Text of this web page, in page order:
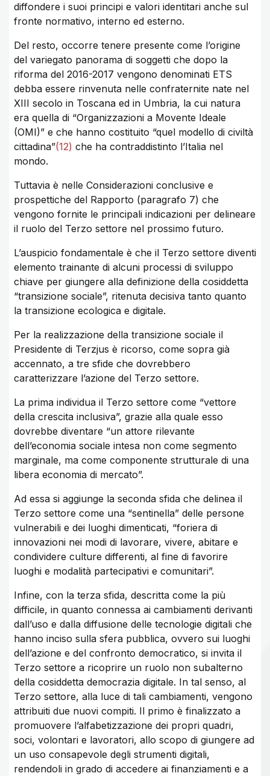
diffondere i suoi principi e valori identitari anche sul
fronte normativo, interno ed esterno.
Del resto, occorre tenere presente come l’origine
del variegato panorama di soggetti che dopo la
riforma del 2016-2017 vengono denominati ETS
debba essere rinvenuta nelle confraternite nate nel
XIII secolo in Toscana ed in Umbria, la cui natura
era quella di “Organizzazioni a Movente Ideale
(OMI)” e che hanno costituito “quel modello di civiltà
cittadina”(12) che ha contraddistinto l’Italia nel
mondo.
Tuttavia è nelle Considerazioni conclusive e
prospettiche del Rapporto (paragrafo 7) che
vengono fornite le principali indicazioni per delineare
il ruolo del Terzo settore nel prossimo futuro.
L’auspicio fondamentale è che il Terzo settore diventi
elemento trainante di alcuni processi di sviluppo
chiave per giungere alla definizione della cosiddetta
“transizione sociale”, ritenuta decisiva tanto quanto
la transizione ecologica e digitale.
Per la realizzazione della transizione sociale il
Presidente di Terzjus è ricorso, come sopra già
accennato, a tre sfide che dovrebbero
caratterizzare l’azione del Terzo settore.
La prima individua il Terzo settore come “vettore
della crescita inclusiva”, grazie alla quale esso
dovrebbe diventare “un attore rilevante
dell’economia sociale intesa non come segmento
marginale, ma come componente strutturale di una
libera economia di mercato”.
Ad essa si aggiunge la seconda sfida che delinea il
Terzo settore come una “sentinella” delle persone
vulnerabili e dei luoghi dimenticati, “foriera di
innovazioni nei modi di lavorare, vivere, abitare e
condividere culture differenti, al fine di favorire
luoghi e modalità partecipativi e comunitari”.
Infine, con la terza sfida, descritta come la più
difficile, in quanto connessa ai cambiamenti derivanti
dall’uso e dalla diffusione delle tecnologie digitali che
hanno inciso sulla sfera pubblica, ovvero sui luoghi
dell’azione e del confronto democratico, si invita il
Terzo settore a ricoprire un ruolo non subalterno
della cosiddetta democrazia digitale. In tal senso, al
Terzo settore, alla luce di tali cambiamenti, vengono
attribuiti due nuovi compiti. Il primo è finalizzato a
promuovere l’alfabetizzazione dei propri quadri,
soci, volontari e lavoratori, allo scopo di giungere ad
un uso consapevole degli strumenti digitali,
rendendoli in grado di accedere ai finanziamenti e a